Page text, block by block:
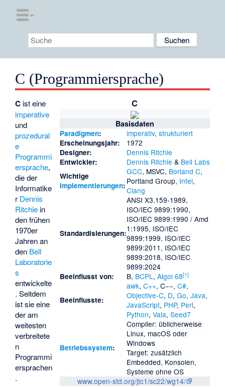
C (Programmiersprache)
C
Basisdaten
Paradigmen: imperativ, strukturiert
Erscheinungsjahr: 1972
Designer: Dennis Ritchie
Entwickler: Dennis Ritchie & Bell Labs
Wichtige
Implementierungen:
GCC, MSVC, Borland C,
Portland Group, Intel,
Clang
Standardisierungen:
ANSI X3.159-1989,
ISO/IEC 9899:1990,
ISO/IEC 9899:1990 / Amd
1:1995, ISO/IEC
9899:1999, ISO/IEC
9899:2011, ISO/IEC
9899:2018, ISO/IEC
9899:2024
Beeinflusst von: B, BCPL, Algol 68[1]
Beeinflusste:
awk, C++, C−−, C#,
Objective-C, D, Go, Java,
JavaScript, PHP, Perl,
Python, Vala, Seed7
Betriebssystem:
Compiler: üblicherweise
Linux, macOS oder
Windows
Target: zusätzlich
Embedded, Konsolen,
Systeme ohne OS
www.open-std.org/jtc1/sc22/wg14/
C ist eine
imperative
und
prozedural
e
Programmi
ersprache,
die der
Informatike
r Dennis
Ritchie in
den frühen
1970er
Jahren an
den Bell
Laboratorie
s
entwickelte
. Seitdem
ist sie eine
der am
weitesten
verbreitete
n
Programmi
ersprachen
.